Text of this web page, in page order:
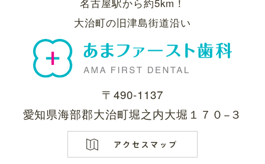
名古屋駅から約5km！
大治町の旧津島街道沿い
〒490-1137
愛知県海部郡大治町堀之内大堀１７０−３